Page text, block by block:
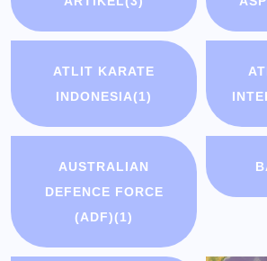
ATLIT KARATE
INDONESIA(1)
AUSTRALIAN
DEFENCE FORCE
(ADF)(1)